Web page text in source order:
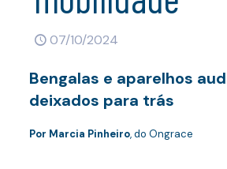
07/10/2024
Bengalas e aparelhos
deixados para trás
Por Marcia Pinheiro, do Ongrace